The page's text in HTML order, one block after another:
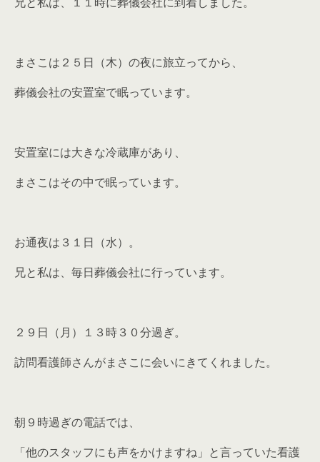
まさこは２５日（木）の夜に旅立ってから、
葬儀会社の安置室で眠っています。
安置室には大きな冷蔵庫があり、
まさこはその中で眠っています。
お通夜は３１日（水）。
兄と私は、毎日葬儀会社に行っています。
２９日（月）１３時３０分過ぎ。
訪問看護師さんがまさこに会いにきてくれました。
朝９時過ぎの電話では、
「他のスタッフにも声をかけますね」と言っていた看護